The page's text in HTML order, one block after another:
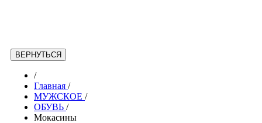
/
Главная /
МУЖСКОЕ /
ОБУВЬ /
Мокасины